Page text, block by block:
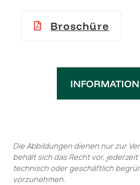
Broschüre
Die Abbildungen dienen nur zur
behält sich das Recht vor,
technisch oder geschäftlich
vorzunehmen.